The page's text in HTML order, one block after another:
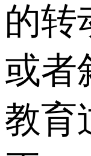
的转
或者
教育